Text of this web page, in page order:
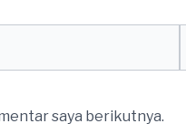
saya berikutnya.